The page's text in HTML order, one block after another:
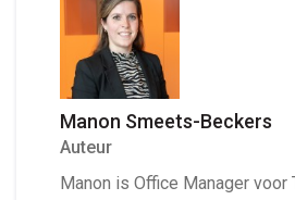
Manon Smeets-Beckers
Auteur
Manon is Office Manager